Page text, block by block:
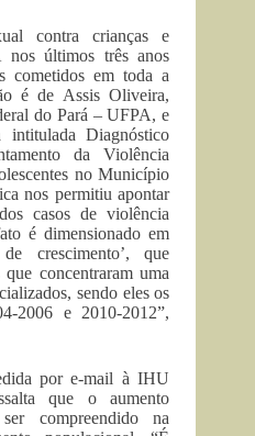
contra crianças e
nos últimos três anos
cometidos em toda a
é de Assis Oliveira,
do Pará – UFPA, e
intitulada Diagnóstico
da Violência
no Município
nos permitiu apontar
casos de violência
é dimensionado em
crescimento’, que
concentraram uma
sendo eles os
2006 e 2010-2012”,
por e-mail à IHU
que o aumento
compreendido na